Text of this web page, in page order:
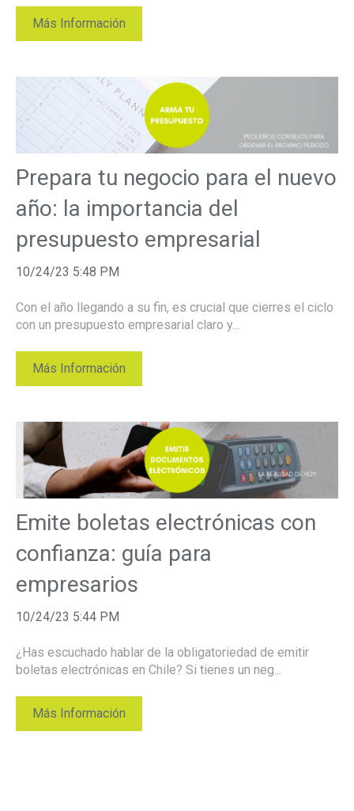
Más Información
Prepara tu negocio para el nuevo
año: la importancia del
presupuesto empresarial
10/24/23 5:48 PM
Con el año llegando a su fin, es crucial que cierres el ciclo
con un presupuesto empresarial claro y...
Más Información
Emite boletas electrónicas con
confianza: guía para
empresarios
10/24/23 5:44 PM
¿Has escuchado hablar de la obligatoriedad de emitir
boletas electrónicas en Chile? Si tienes un neg...
Más Información